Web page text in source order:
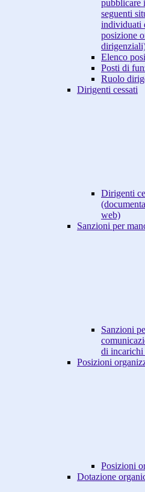
pubblicare
seguenti
individuati
posizione
Elenco
Posti di
Ruolo
Dirigenti cessati
Dirigenti
web)
Sanzioni per
Sanzioni
di
Posizioni
Posizioni
Dotazione